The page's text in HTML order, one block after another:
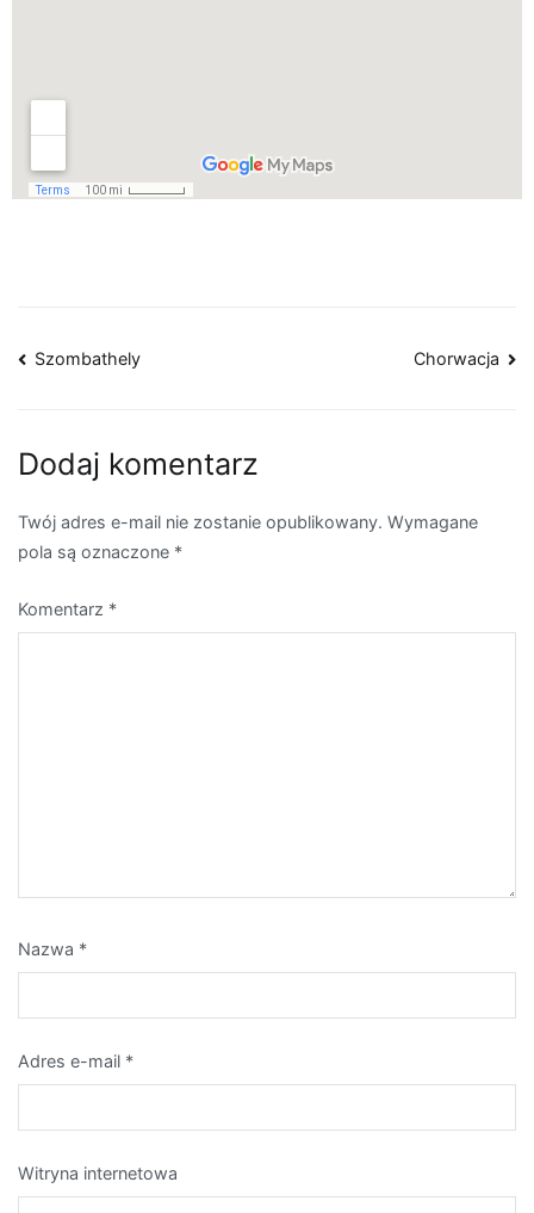
Szombathely Chorwacja
Dodaj komentarz
Twój adres e-mail nie zostanie opublikowany. Wymagane
pola są oznaczone *
Komentarz *
Nazwa *
Adres e-mail *
Witryna internetowa